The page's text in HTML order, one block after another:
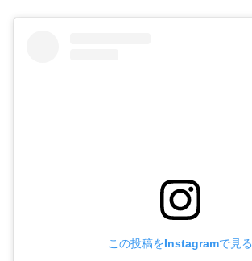
この投稿をInstagramで見る